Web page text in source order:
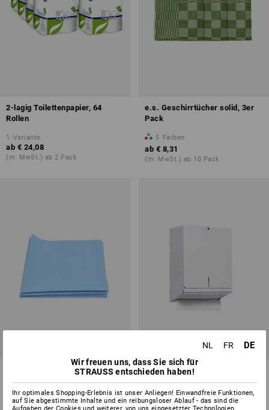
2-lagig Toilettenpapier, 64
Rollen
1 Variante
ab € 24,08
(m. MwSt.) ab 2 Pack
e.s. Geschirrtücher solid, 3er
Pack
5 Farben
ab € 8,31
(m. MwSt.) ab 10 Pack
Microfasertücher Professional,
4 Farben
Handtuchspender
1 Variante
NL FR DE
Wir freuen uns, dass Sie sich für
STRAUSS entschieden haben!
Ihr optimales Shopping-Erlebnis ist unser Anliegen! Einwandfreie Funktionen,
auf Sie abgestimmte Inhalte und ein reibungsloser Ablauf - das sind die